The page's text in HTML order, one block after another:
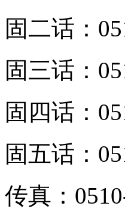
固二话：
固三话：
固四话：
固五话：
传真：